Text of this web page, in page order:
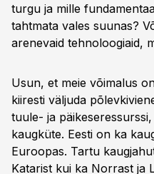
turgu ja mille
tahtmata vales suunas?
arenevaid tehnoloogiaid,
Usun, et meie võimalus
kiiresti väljuda
tuule- ja
kaugküte. Eesti on ka
Euroopas. Tartu
Katarist kui ka Norrast ja